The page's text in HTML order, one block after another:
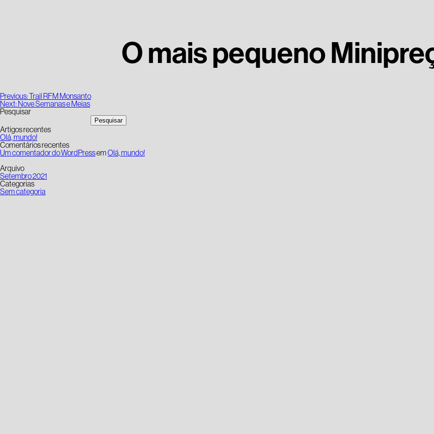
O mais pequeno
Navegação
de
artigos
Previous:Trail RFM Monsanto
Next: Nove Semanas e Meias
Pesquisar
Pesquisar
Artigos recentes
Olá, mundo!
Comentários recentes
Um comentador do WordPressemOlá, mundo!
Arquivo
Setembro 2021
Categorias
Sem categoria